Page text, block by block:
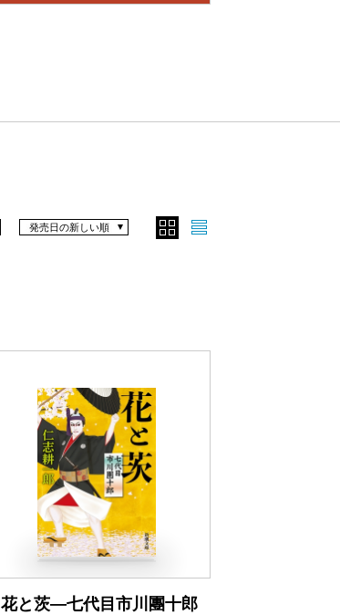
発売日の新しい順
花と茨―七代目市川團十郎